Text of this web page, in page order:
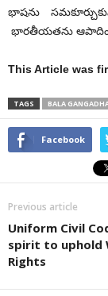
భాషను
భారతీయతను
This Article was
TAGS BALA
Facebook
Previous article
Uniform Civil
spirit to uphold
Rights